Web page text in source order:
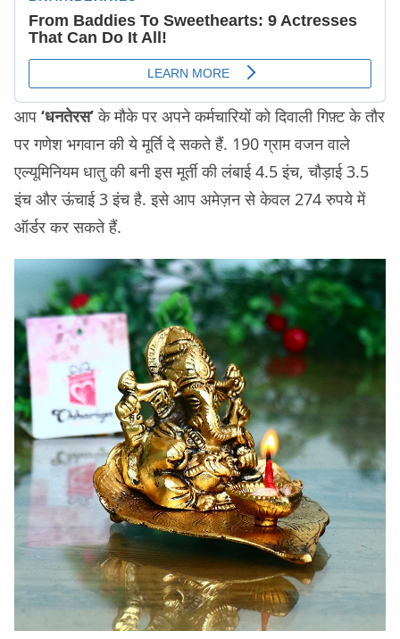
आप ‘धनतेरस’के मौके पर अपने कर्मचारियों को दिवाली गिफ़्ट के तौर
पर गणेश भगवान की ये मूर्ति दे सकते हैं. 190 ग्राम वजन वाले
एल्यूमिनियम धातु की बनी इस मूर्ती की लंबाई 4.5 इंच, चौड़ाई 3.5
इंच और ऊंचाई 3 इंच है. इसे आप अमेज़न से केवल 274 रुपये में
ऑर्डर कर सकते हैं.